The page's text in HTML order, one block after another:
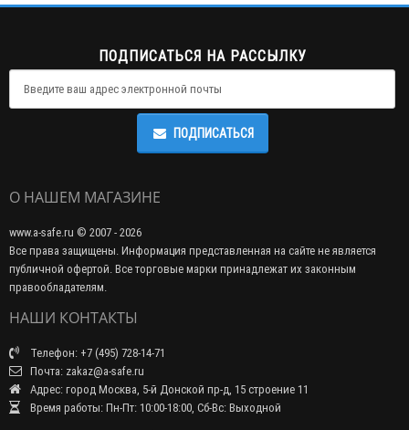
ПОДПИСАТЬСЯ НА РАССЫЛКУ
ПОДПИСАТЬСЯ
О НАШЕМ МАГАЗИНЕ
www.a-safe.ru © 2007 - 2026
Все права защищены. Информация представленная на сайте не является
публичной офертой. Все торговые марки принадлежат их законным
правообладателям.
НАШИ КОНТАКТЫ
Телефон: +7 (495) 728-14-71
Почта: zakaz@a-safe.ru
Адрес: город Москва, 5-й Донской пр-д, 15 строение 11
Время работы: Пн-Пт: 10:00-18:00, Сб-Вс: Выходной